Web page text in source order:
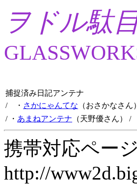
ヲドル駄
捕捉済み日記アンテナ
/ ・ さかにゃんてな （おさかなさん）
/ ・ あまねアンテナ （天野優さん） /
携帯対応ペー
http://